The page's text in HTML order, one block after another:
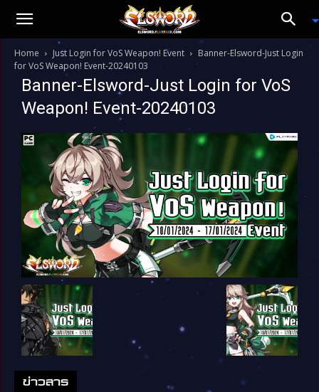
Home Just Login for VoS Weapon! Event
Banner-Elsword-Just Login
for VoS Weapon! Event-20240103
Banner-Elsword-Just Login for VoS
Weapon! Event-20240103
ข่าวสาร